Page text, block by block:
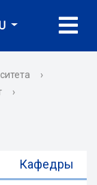
›
›
Кафедры